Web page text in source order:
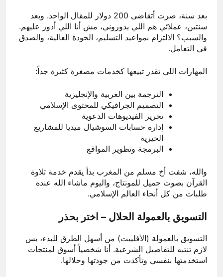
بعد سنة، صرت أتقاضى 200 دولار للمقال الواحد. وبعد
سنتين، عملائي هم اللي يدوروني، مش أنا اللي أدور عليهم.
والسبب؟ الالتزام بمواعيد التسليم، الجودة العالية، والصدق
في التعامل.
المهارات اللي تقدر تبيعها كخدمات مصغرة كثيرة جداً:
الترجمة بين العربية والإنجليزية
التصميم الجرافيكي للمحتوى الإسلامي
تحرير الفيديوهات الدعوية
إدارة حسابات السوشيال ميديا للمشاريع
الخيرية
البرمجة وتطوير المواقع
والله، شفت أخ مسلم من المغرب بدأ يقدم خدمة تلاوة
القرآن بصوت جميل للمونتاج، واليوم ماشاء الله عنده
طلبات من كل أنحاء العالم الإسلامي.
التسويق بالعمولة الحلال – اختر بحذر
التسويق بالعمولة (الأفلييت) من أسهل الطرق للبدء، بس
لازم تنتبه للتفاصيل الشرعية. أنا شخصياً أسوق لمنتجات
استخدمتها بنفسي وتأكدت من جودتها وحلالها.